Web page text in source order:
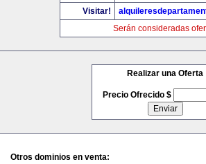
Visitar!
Serán consideradas
Realizar una Oferta
Precio Ofrecido $
Otros dominios en venta: